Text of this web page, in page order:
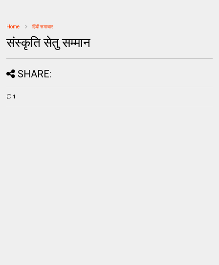
Home हिंदी समाचार
संस्कृति सेतु सम्मान
SHARE:
1